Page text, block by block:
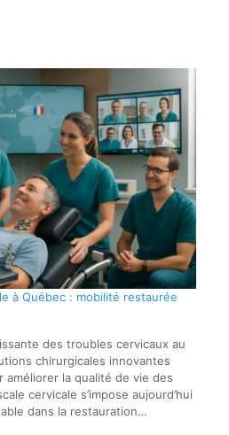
à Québec : mobilité restaurée
des troubles cervicaux au
chirurgicales innovantes
la qualité de vie des
cervicale s’impose aujourd’hui
dans la restauration…